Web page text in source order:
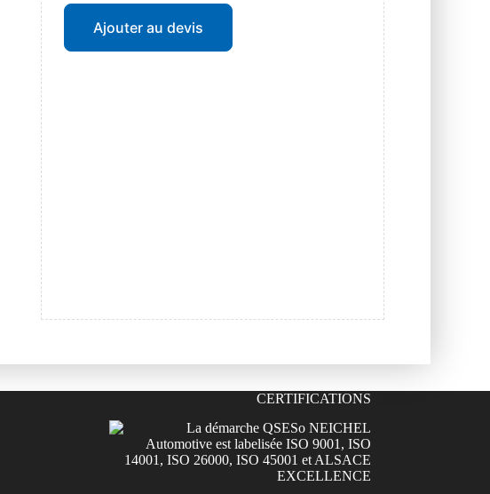
Ajouter au devis
CERTIFICATIONS